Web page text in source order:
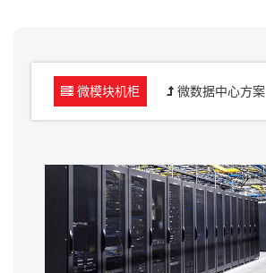
微模块机柜 微数据中心方案